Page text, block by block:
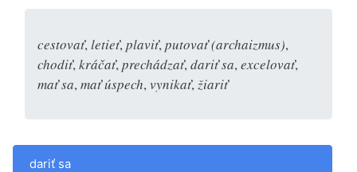
cestovať, letieť, plaviť, putovať (archaizmus),
chodiť, kráčať, prechádzať, dariť sa, excelovať,
mať sa, mať úspech, vynikať, žiariť
dariť sa